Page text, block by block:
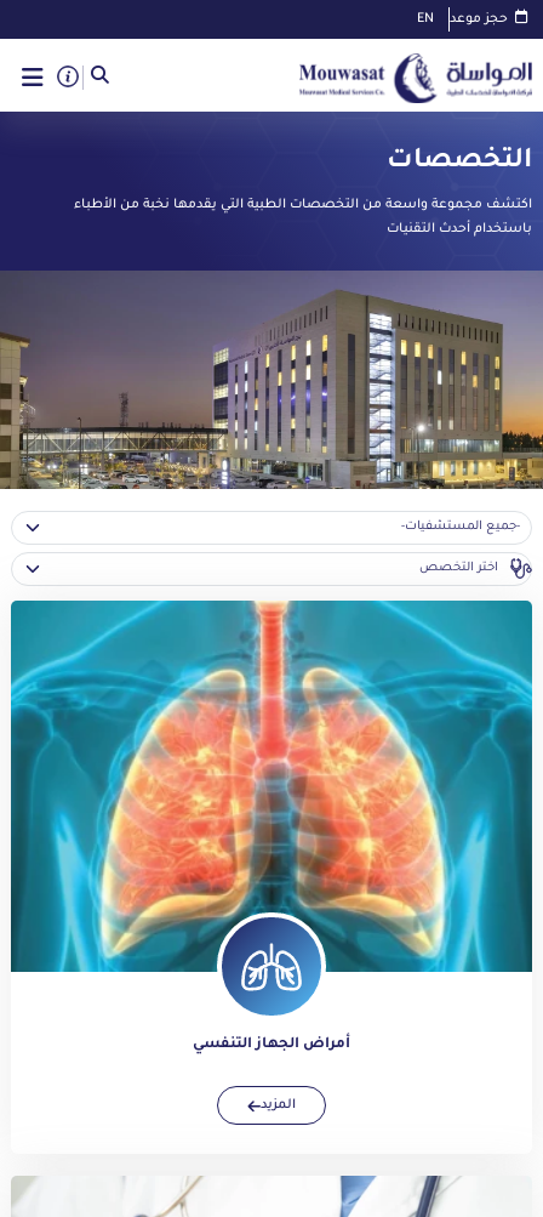
حجز موعد EN
التخصصات
اكتشف مجموعة واسعة من التخصصات الطبية التي يقدمها نخبة من الأطباء
باستخدام أحدث التقنيات
أمراض الجهاز التنفسي
المزيد